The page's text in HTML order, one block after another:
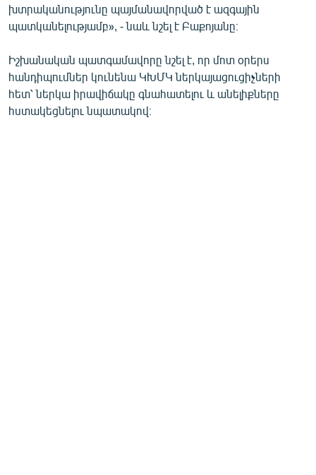
«Ազատության» բոլոր կայքերը
խտրականությունը պայմանավորված է ազգային
պատկանելությամբ», - նաև նշել է Բաքոյանը։
Իշխանական պատգամավորը նշել է, որ մոտ օրերս
հանդիպումներ կունենա ԿԽՄԿ ներկայացուցիչների
հետ՝ ներկա իրավիճակը գնահատելու և անելիքները
հստակեցնելու նպատակով։